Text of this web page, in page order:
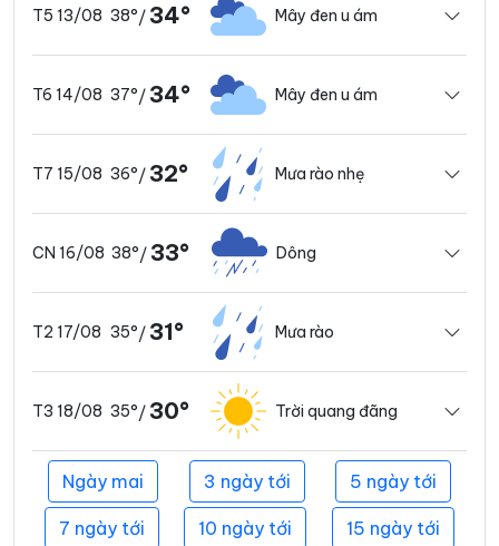
T5 13/08 38°/ 34° Mây đen u ám
T6 14/08 37°/ 34° Mây đen u ám
T7 15/08 36°/ 32° Mưa rào nhẹ
CN 16/08 38°/ 33° Dông
T2 17/08 35°/ 31° Mưa rào
T3 18/08 35°/ 30° Trời quang đãng
Ngày mai 3 ngày tới 5 ngày tới
7 ngày tới 10 ngày tới 15 ngày tới